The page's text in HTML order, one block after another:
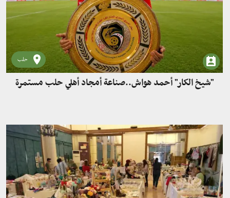
حلب
"شيخ الكار" أحمد هواش..صناعة أمجاد أهلي حلب مستمرة